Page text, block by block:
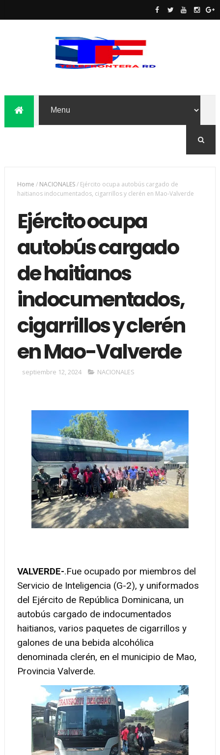
Home / NACIONALES/ Ejército ocupa autobús cargado de
haitianos indocumentados, cigarrillos y clerén en Mao-Valverde
Ejército ocupa
autobús cargado
de haitianos
indocumentados,
cigarrillos y clerén
en Mao-Valverde
septiembre 12, 2024 NACIONALES
VALVERDE-.Fue ocupado por miembros del
Servicio de Inteligencia (G-2), y uniformados
del Ejército de República Dominicana, un
autobús cargado de indocumentados
haitianos, varios paquetes de cigarrillos y
galones de una bebida alcohólica
denominada clerén, en el municipio de Mao,
Provincia Valverde.